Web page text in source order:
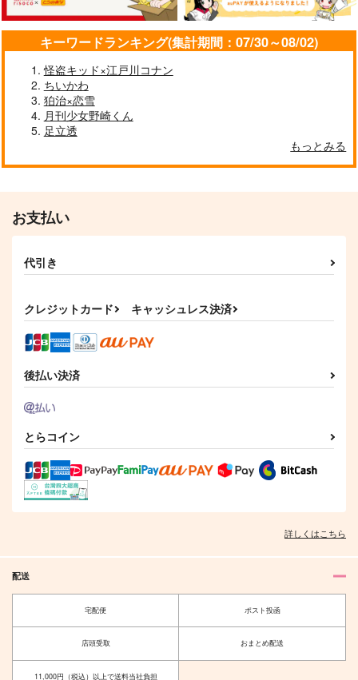
サンプル
作品詳細
サンプル
作品詳細
サンプル
作品詳細
おやすみオーエン
ミリミミル
オーエン
サンプル
作品詳細
トカゲ村
ムル×シャイロック
ヒースクリフ
A☆Miktea
ヒースクリフ
明日の愛を、あなたに
キーワードランキング(集計期間：07/30～08/02)
怪盗キッド×江戸川コナン
ちいかわ
狛治×恋雪
月刊少女野崎くん
足立透
もっとみる
お支払い
代引き
クレジットカード キャッシュレス決済
後払い決済
とらコイン
詳しくはこちら
配送
宅配便 ポスト投函
店頭受取 おまとめ配送
11,000円（税込）以上で送料当社負担